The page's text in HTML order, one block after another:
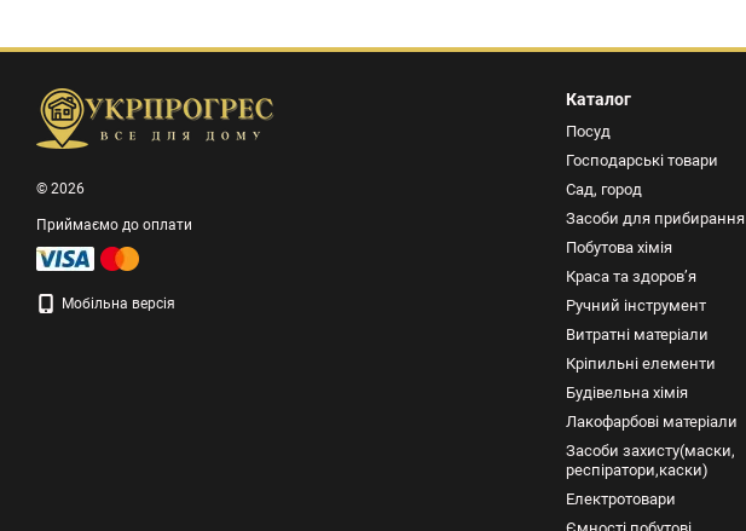
© 2026
Приймаємо до оплати
Мобільна версія
Каталог
Посуд
Господарські товари
Сад, город
Засоби для прибирання
Побутова хімія
Краса та здоров’я
Ручний інструмент
Витратні матеріали
Кріпильні елементи
Будівельна хімія
Лакофарбові матеріали
Засоби захисту(маски,
респіратори,каски)
Електротовари